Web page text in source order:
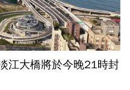
江大橋將於今晚21時封